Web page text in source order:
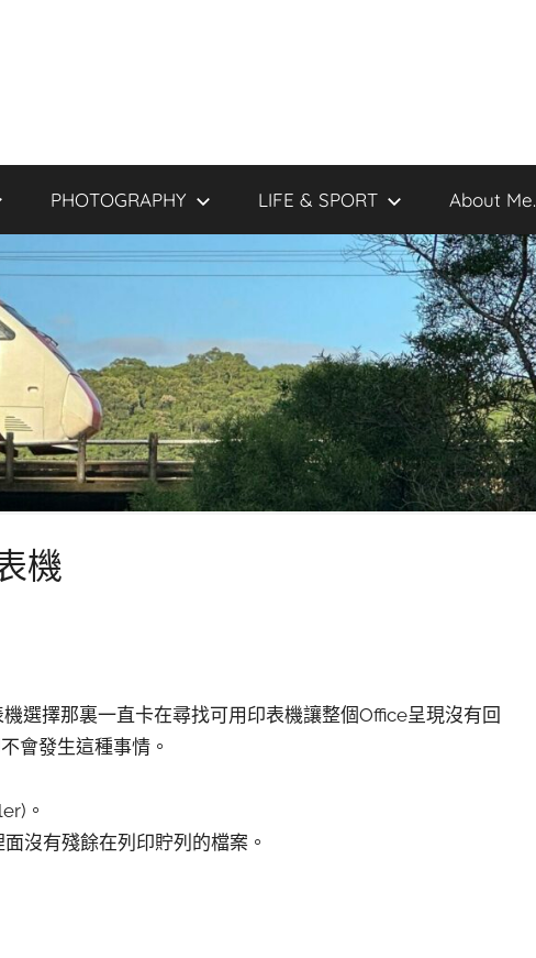
PHOTOGRAPHY LIFE & SPORT About Me.
機
選擇那裏一直卡在尋找可用印表機讓整個Office呈現沒有回
會發生這種事情。
。
面沒有殘餘在列印貯列的檔案。